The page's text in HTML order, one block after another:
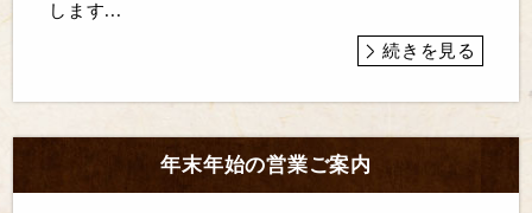
します...
続きを見る
年末年始の営業ご案内